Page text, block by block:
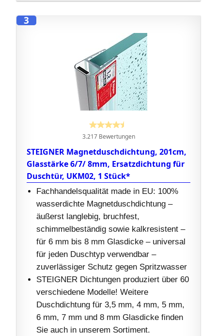
3
3.217 Bewertungen
STEIGNER Magnetduschdichtung, 201cm,
Glasstärke 6/7/ 8mm, Ersatzdichtung für
Duschtür, UKM02, 1 Stück*
Fachhandelsqualität made in EU: 100%
wasserdichte Magnetduschdichtung –
äußerst langlebig, bruchfest,
schimmelbeständig sowie kalkresistent –
für 6 mm bis 8 mm Glasdicke – universal
für jeden Duschtyp verwendbar –
zuverlässiger Schutz gegen Spritzwasser
STEIGNER Dichtungen produziert über 60
verschiedene Modelle! Weitere
Duschdichtung für 3,5 mm, 4 mm, 5 mm,
6 mm, 7 mm und 8 mm Glasdicke finden
Sie auch in unserem Sortiment.